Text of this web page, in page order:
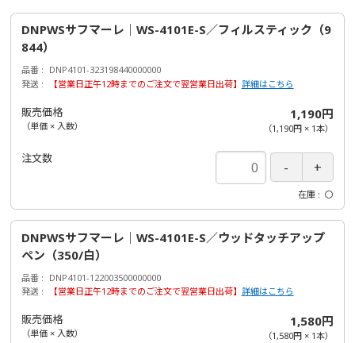
DNPWSサフマーレ｜WS-4101E-S／フィルスティック（9
844）
品番
DNP4101-323198440000000
発送
【営業日正午12時までのご注文で翌営業日出荷】 詳細はこちら
販売価格
（単価 × 入数）
1,190円
（1,190円× 1本）
注文数
在庫 〇
DNPWSサフマーレ｜WS-4101E-S／ウッドタッチアップ
ペン（350/白）
品番
DNP4101-122003500000000
発送
【営業日正午12時までのご注文で翌営業日出荷】 詳細はこちら
販売価格
（単価 × 入数）
1,580円
（1,580円× 1本）